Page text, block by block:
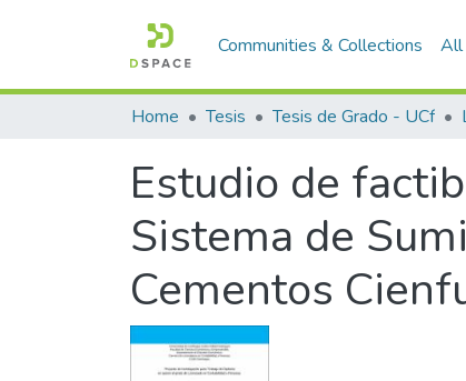
Communities & Collections All
Home Tesis Tesis de Grado - UCf
Estudio de
Sistema de
Cementos